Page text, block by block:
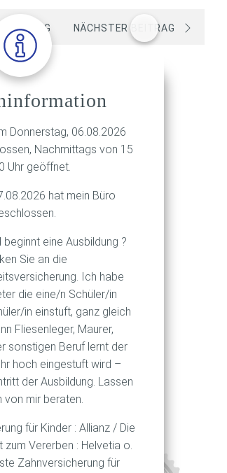
BEITRAG NÄCHSTER BEITRAG
wie
Höhe
ein
Ist es
Donnerstag, 06.08.2026
Nachmittags von 15
Uhr geöffnet.
hat mein Büro
eine Ausbildung ?
Sie an die
Ich habe
die eine/n Schüler/in
in einstuft, ganz gleich
Fliesenleger, Maurer,
sonstigen Beruf lernt der
hoch eingestuft wird –
der Ausbildung. Lassen
von mir beraten.
für Kinder : Allianz / Die
Vererben : Helvetia o.
Zahnversicherung für